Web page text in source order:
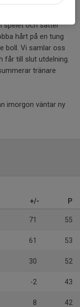
spelet och sätter
hårt på en tung
boll. Vi samlar oss
får till slut utdelning.
tränare
imorgon väntar ny
+/- P
71 55
61 53
30 52
-2 43
8 42